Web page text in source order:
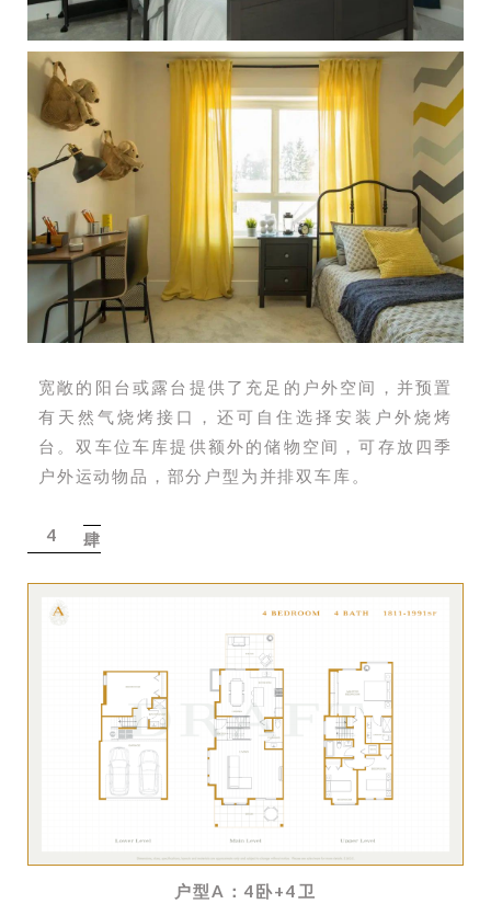
宽敞的阳台或露台提供了充足的户外空间，并预置
有天然气烧烤接口，还可自住选择安装户外烧烤
台。双车位车库提供额外的储物空间，可存放四季
户外运动物品，部分户型为并排双车库。
4 肆
户型A： 4卧+4卫